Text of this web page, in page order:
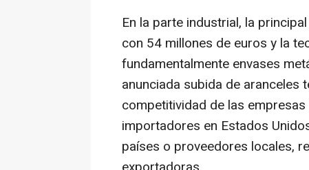
En la parte industrial, la
con 54 millones de euros y la
fundamentalmente envases
anunciada subida de aranceles
competitividad de las
importadores en Estados
países o proveedores locales,